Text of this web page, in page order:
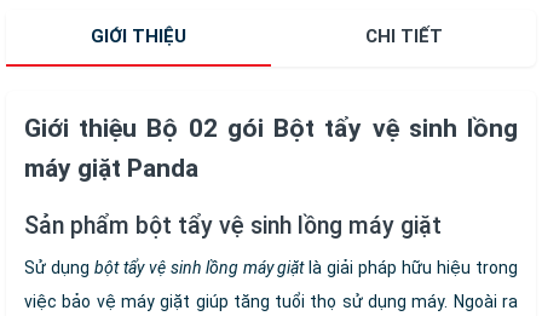
GIỚI THIỆU CHI TIẾT
Giới thiệu Bộ 02 gói Bột tẩy vệ sinh lồng
máy giặt Panda
Sản phẩm bột tẩy vệ sinh lồng máy giặt
Sử dụng bột tẩy vệ sinh lồng máy giặtlà giải pháp hữu hiệu trong
việc bảo vệ máy giặt giúp tăng tuổi thọ sử dụng máy. Ngoài ra